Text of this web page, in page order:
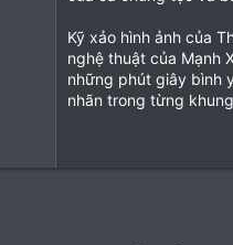
Kỹ xảo hình ảnh của
nghệ thuật của Mạnh
những phút giây bình
nhãn trong từng